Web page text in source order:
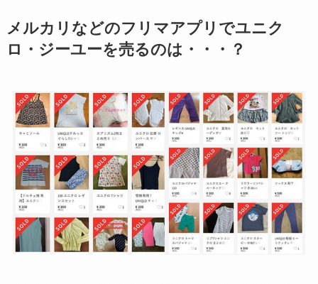
メルカリなどのフリマアプリでユニク
ロ・ジーユーを売るのは・・・？